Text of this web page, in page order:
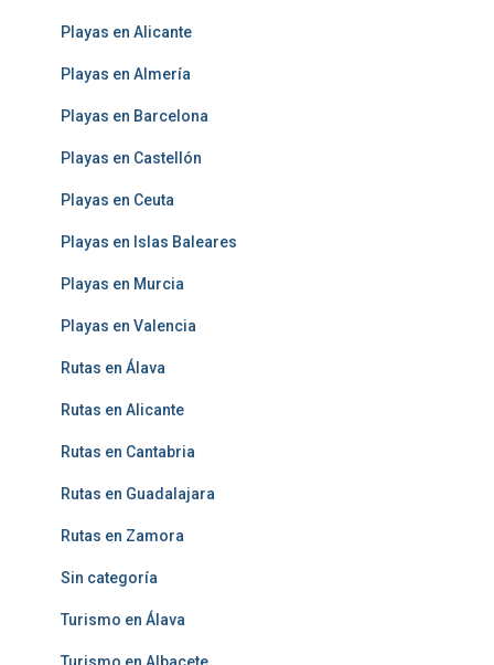
Playas en Alicante
Playas en Almería
Playas en Barcelona
Playas en Castellón
Playas en Ceuta
Playas en Islas Baleares
Playas en Murcia
Playas en Valencia
Rutas en Álava
Rutas en Alicante
Rutas en Cantabria
Rutas en Guadalajara
Rutas en Zamora
Sin categoría
Turismo en Álava